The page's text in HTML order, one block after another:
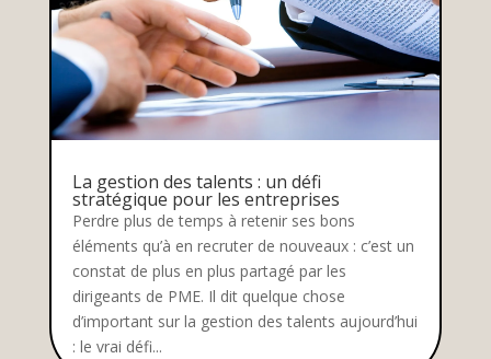
La gestion des talents : un défi
stratégique pour les entreprises
Perdre plus de temps à retenir ses bons
éléments qu’à en recruter de nouveaux : c’est un
constat de plus en plus partagé par les
dirigeants de PME. Il dit quelque chose
d’important sur la gestion des talents aujourd’hui
: le vrai défi...